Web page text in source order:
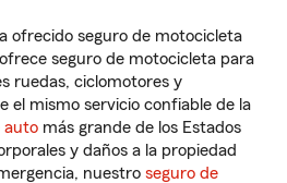
ofrecido seguro de motocicleta
seguro de motocicleta para
ruedas, ciclomotores y
el mismo servicio confiable de la
auto más grande de los Estados
y daños a la propiedad
nuestro seguro de